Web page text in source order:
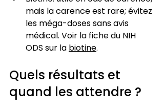
mais la carence est rare; évitez
les méga-doses sans avis
médical. Voir la fiche du NIH
ODS sur la biotine.
Quels résultats et
quand les attendre ?